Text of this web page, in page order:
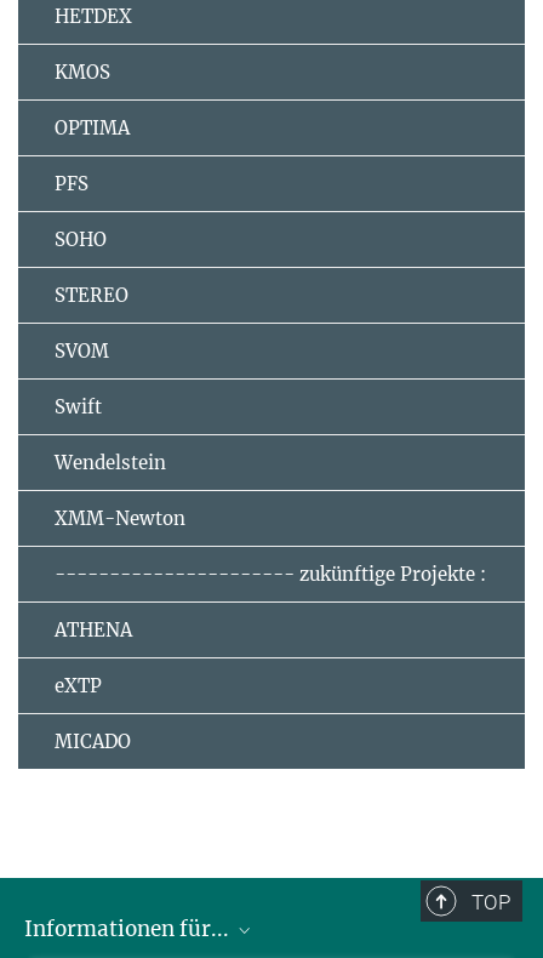
HETDEX
KMOS
OPTIMA
PFS
SOHO
STEREO
SVOM
Swift
Wendelstein
XMM-Newton
---------------------- zukünftige Projekte :
ATHENA
eXTP
MICADO
TOP
Informationen für...